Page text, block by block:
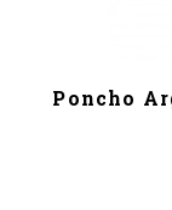
Poncho